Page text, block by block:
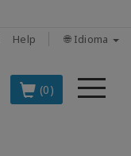
Help 🌐 Idioma
(0)